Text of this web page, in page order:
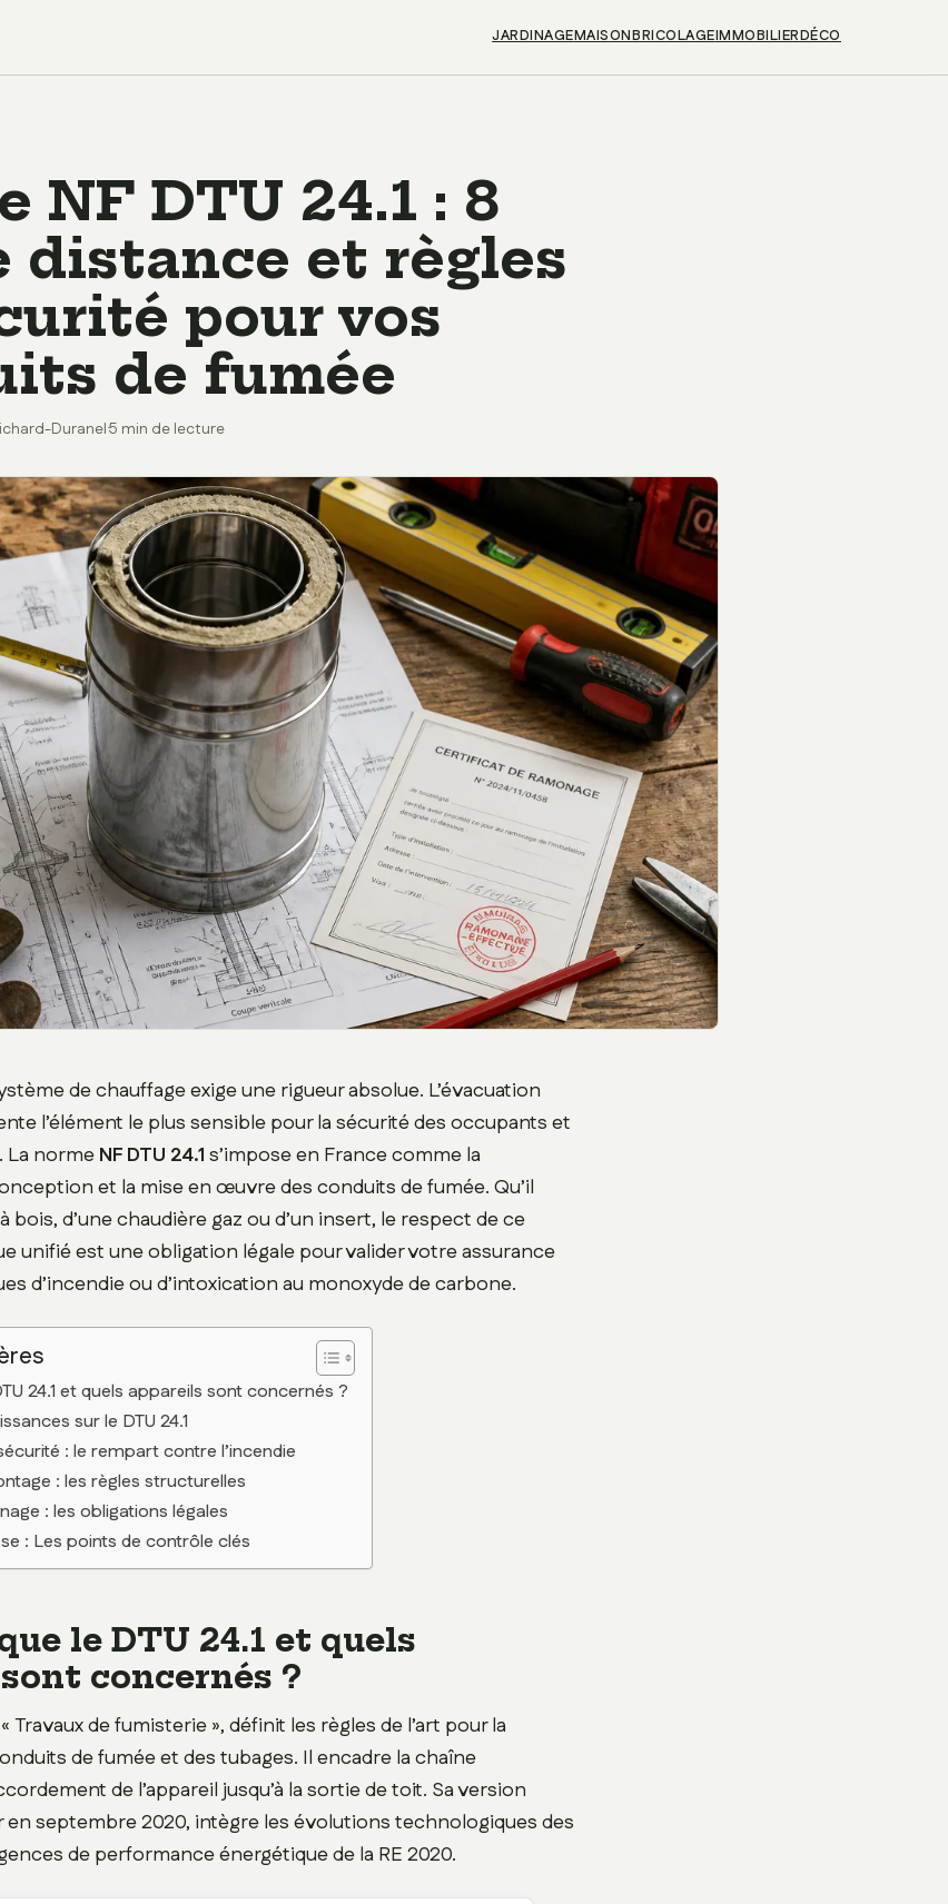
JARDINAGEMAISONBRICOLAGEIMMOBILIERDÉCO
NF DTU 24.1 : 8
distance et règles
pour vos
de fumée
Duranel·5 min de lecture
de chauffage exige une rigueur absolue. L’évacuation
l’élément le plus sensible pour la sécurité des occupants et
La normeNF DTU 24.1s’impose en France comme la
et la mise en œuvre des conduits de fumée. Qu’il
bois, d’une chaudière gaz ou d’un insert, le respect de ce
unifié est une obligation légale pour valider votre assurance
d’incendie ou d’intoxication au monoxyde de carbone.
24.1 et quels appareils sont concernés ?
sur le DTU 24.1
: le rempart contre l’incendie
: les règles structurelles
: les obligations légales
: Les points de contrôle clés
le DTU 24.1 et quels
concernés ?
Travaux de fumisterie », définit les règles de l’art pour la
de fumée et des tubages. Il encadre la chaîne
de l’appareil jusqu’à la sortie de toit. Sa version
en septembre 2020, intègre les évolutions technologiques des
de performance énergétique de la RE 2020.